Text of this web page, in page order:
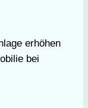
erhöhen
bei